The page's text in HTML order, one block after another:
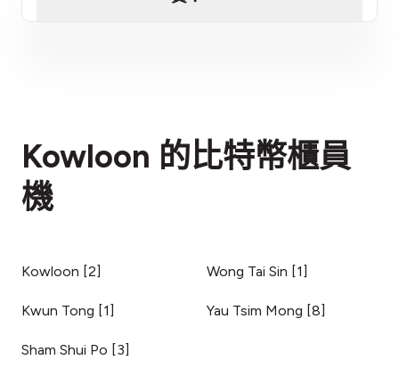
Kowloon 的比特幣櫃員
機
Kowloon [2]
Kwun Tong [1]
Sham Shui Po [3]
Wong Tai Sin [1]
Yau Tsim Mong [8]